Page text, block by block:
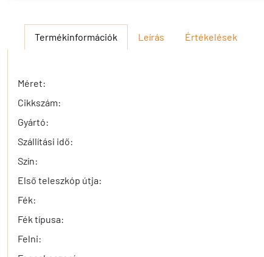
Termékinformációk Leírás Értékelések
Méret:
Cikkszám:
Gyártó:
Szállítási idő:
Szín:
Első teleszkóp útja:
Fék:
Fék típusa:
Felni: